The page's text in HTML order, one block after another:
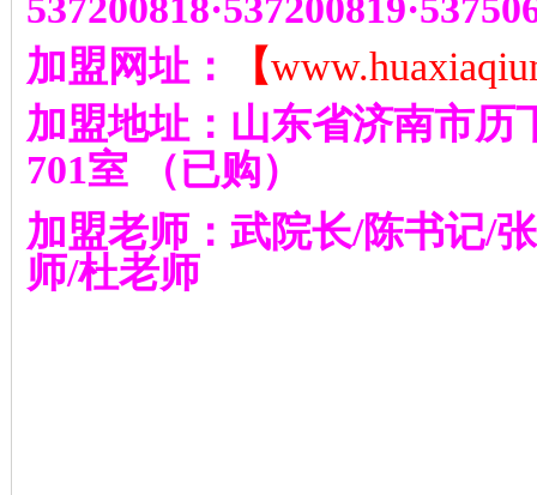
537200818·537200819·
加盟网址：
【
加盟地址：山东省济南市历
701室
（已购）
加盟老师：武院长/陈书记/
师/杜老师